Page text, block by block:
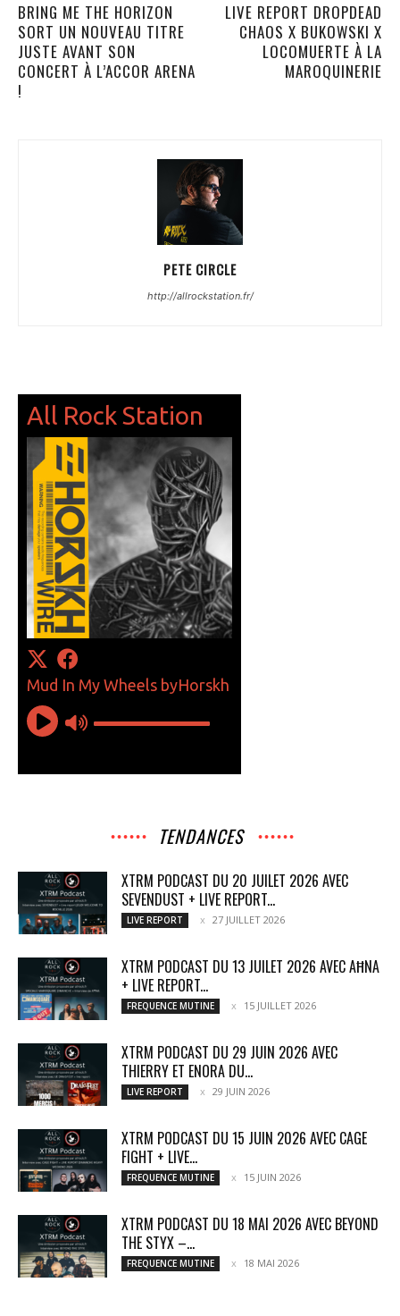
BRING ME THE HORIZON
SORT UN NOUVEAU TITRE
JUSTE AVANT SON
CONCERT À L’ACCOR ARENA
!
LIVE REPORT DROPDEAD
CHAOS X BUKOWSKI X
LOCOMUERTE À LA
MAROQUINERIE
PETE CIRCLE
http://allrockstation.fr/
TENDANCES
XTRM PODCAST DU 20 JUILET 2026 AVEC
SEVENDUST + LIVE REPORT...
LIVE REPORT 27 JUILLET 2026
XTRM PODCAST DU 13 JUILET 2026 AVEC AĦNA
+ LIVE REPORT...
FREQUENCE MUTINE 15 JUILLET 2026
XTRM PODCAST DU 29 JUIN 2026 AVEC
THIERRY ET ENORA DU...
LIVE REPORT 29 JUIN 2026
XTRM PODCAST DU 15 JUIN 2026 AVEC CAGE
FIGHT + LIVE...
FREQUENCE MUTINE 15 JUIN 2026
XTRM PODCAST DU 18 MAI 2026 AVEC BEYOND
THE STYX –...
FREQUENCE MUTINE 18 MAI 2026